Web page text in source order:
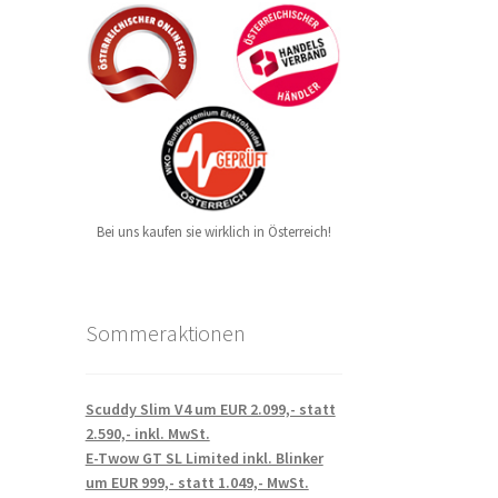
Bei uns kaufen sie wirklich in Österreich!
Sommeraktionen
Scuddy Slim V4 um EUR 2.099,- statt
2.590,- inkl. MwSt.
E-Twow GT SL Limited inkl. Blinker
um EUR 999,- statt 1.049,- MwSt.